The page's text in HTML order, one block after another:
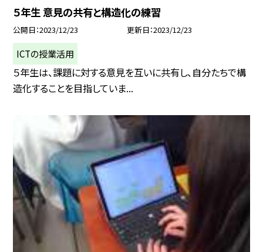
５年生 意見の共有と構造化の練習
公開日 2023/12/23 更新日 2023/12/23
ICTの授業活用
５年生は、課題に対する意見を互いに共有し、自分たちで構
造化することを目指していま...